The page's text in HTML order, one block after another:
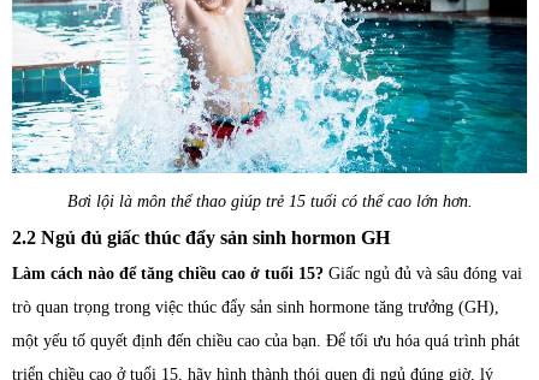
Bơi lội là môn thể thao giúp trẻ 15 tuổi có thể cao lớn hơn.
2.2 Ngủ đủ giấc thúc đẩy sản sinh hormon GH
Làm cách nào để tăng chiều cao ở tuổi 15? Giấc ngủ đủ và sâu đóng vai
trò quan trọng trong việc thúc đẩy sản sinh hormone tăng trưởng (GH),
một yếu tố quyết định đến chiều cao của bạn. Để tối ưu hóa quá trình phát
triển chiều cao ở tuổi 15, hãy hình thành thói quen đi ngủ đúng giờ, lý